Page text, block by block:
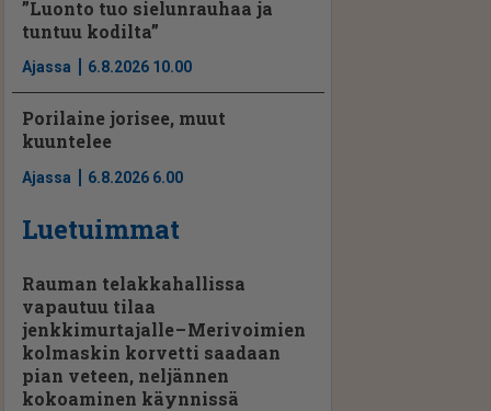
”Luonto tuo sielunrauhaa ja
tuntuu kodilta”
Ajassa 6.8.2026 10.00
Porilaine jorisee, muut
kuuntelee
Ajassa 6.8.2026 6.00
Luetuimmat
Rauman telakkahallissa
vapautuu tilaa
jenkkimurtajalle – Merivoimien
kolmaskin korvetti saadaan
pian veteen, neljännen
kokoaminen käynnissä